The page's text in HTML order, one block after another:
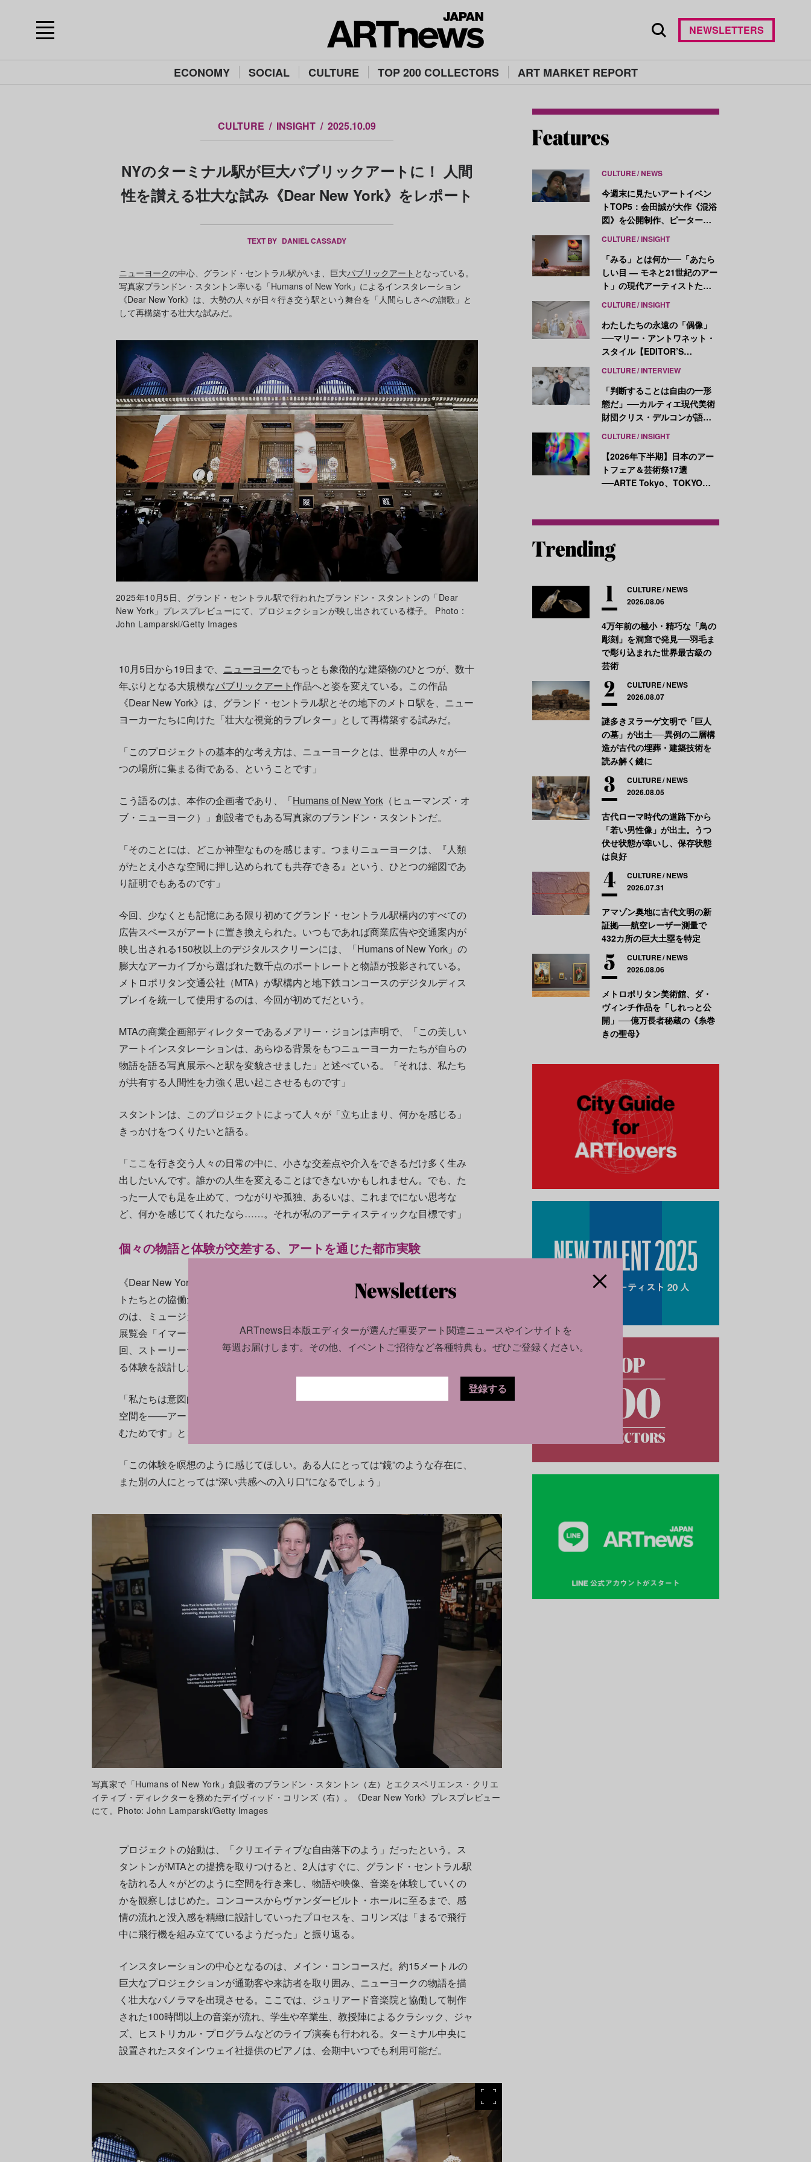
ECONOMY SOCIAL CULTURE TOP 200 COLLECTORS ART MARKET REPORT
NEWSLETTERS
CULTURE INSIGHT 2025.10.09
NYのターミナル駅が巨大パブリックアートに！ 人間
性を讃える壮大な試み《Dear New York》をレポート
TEXT BY DANIEL CASSADY
ニューヨークの中心、グランド・セントラル駅がいま、巨大パブリックアート となっている。
写真家ブランドン・スタントン率いる「Humans of New York」によるインスタレーション
《Dear New York》は、大勢の人々が日々行き交う駅という舞台を「人間らしさへの讃歌」と
して再構築する壮大な試みだ。
2025年10月5日、グランド・セントラル駅で行われたブランドン・スタントンの「Dear
New York」プレスプレビューにて、プロジェクションが映し出されている様子。 Photo :
John Lamparski/Getty Images
10月5日から19日まで、 ニューヨークでもっとも象徴的な建築物のひとつが、数十
年ぶりとなる大規模なパブリックアート作品へと姿を変えている。この作品
《Dear New York》は、グランド・セントラル駅とその地下のメトロ駅を、ニュー
ヨーカーたちに向けた「壮大な視覚的ラブレター」として再構築する試みだ。
「このプロジェクトの基本的な考え方は、ニューヨークとは、世界中の人々が一
つの場所に集まる街である、ということです」
こう語るのは、本作の企画者であり、「Humans of New York （ヒューマンズ・オ
ブ・ニューヨーク）」創設者でもある写真家のブランドン・スタントンだ。
「そのことには、どこか神聖なものを感じます。つまりニューヨークは、『人類
がたとえ小さな空間に押し込められても共存できる』という、ひとつの縮図であ
り証明でもあるのです」
今回、少なくとも記憶にある限り初めてグランド・セントラル駅構内のすべての
広告スペースがアートに置き換えられた。いつもであれば商業広告や交通案内が
映し出される150枚以上のデジタルスクリーンには、「Humans of New York」の
膨大なアーカイブから選ばれた数千点のポートレートと物語が投影されている。
メトロポリタン交通公社（MTA）が駅構内と地下鉄コンコースのデジタルディス
プレイを統一して使用するのは、今回が初めてだという。
MTAの商業企画部ディレクターであるメアリー・ジョンは声明で、「この美しい
アートインスタレーションは、あらゆる背景をもつニューヨーカーたちが自らの
物語を語る写真展示へと駅を変貌させました」と述べている。「それは、私たち
が共有する人間性を力強く思い起こさせるものです」
スタントンは、このプロジェクトによって人々が「立ち止まり、何かを感じる」
きっかけをつくりたいと語る。
「ここを行き交う人々の日常の中に、小さな交差点や介入をできるだけ多く生み
出したいんです。誰かの人生を変えることはできないかもしれません。でも、た
った一人でも足を止めて、つながりや孤独、あるいは、これまでにない思考な
ど、何かを感じてくれたなら……。それが私のアーティスティックな目標です」
個々の物語と体験が交差する、アートを通じた都市実験
《Dear New York》の中核をなすのは、スタントンと著名デザイナーやアーティス
トたちとの協働だ。エクスペリエンス・クリエイティブ・ディレクターを務める
のは、ミュージカル「ハミルトン」や「ディア・エヴァン・ハンセン」、体験型
展覧会「イマーシブ・ゴッホ」などで知られるデヴィッド・コリンズ。彼は今
回、ストーリーテリングとスペクタクルを前例のない市民的スケールで融合させ
る体験を設計した。
「私たちは意図的に、あらゆる広告スペースを——それどころか、さらに多くの
空間を——アートで満たしました。それは人々を圧倒するためではなく、包み込
むためです」とコリンズは語る。
「この体験を瞑想のように感じてほしい。ある人にとっては“鏡”のような存在に、
また別の人にとっては“深い共感への入り口”になるでしょう」
写真家で「Humans of New York」創設者のブランドン・スタントン（左）とエクスペリエンス・クリエ
イティブ・ディレクターを務めたデイヴィッド・コリンズ（右）。《Dear New York》プレスプレビュー
にて。Photo: John Lamparski/Getty Images
プロジェクトの始動は、「クリエイティブな自由落下のよう」だったという。ス
タントンがMTAとの提携を取りつけると、2人はすぐに、グランド・セントラル駅
を訪れる人々がどのように空間を行き来し、物語や映像、音楽を体験していくの
かを観察しはじめた。コンコースからヴァンダービルト・ホールに至るまで、感
情の流れと没入感を精緻に設計していったプロセスを、コリンズは「まるで飛行
中に飛行機を組み立てているようだった」と振り返る。
インスタレーションの中心となるのは、メイン・コンコースだ。約15メートルの
巨大なプロジェクションが通勤客や来訪者を取り囲み、ニューヨークの物語を描
く壮大なパノラマを出現させる。ここでは、ジュリアード音楽院と協働して制作
された100時間以上の音楽が流れ、学生や卒業生、教授陣によるクラシック、ジャ
ズ、ヒストリカル・プログラムなどのライブ演奏も行われる。ターミナル中央に
設置されたスタインウェイ社提供のピアノは、会期中いつでも利用可能だ。
CULTURE NEWS
今週末に見たいアートイベン
トTOP5：会田誠が大作《混浴
図》を公開制作、ピーター・
CULTURE INSIGHT
「みる」とは何か──「あたら
しい目 ― モネと21世紀のアー
ト」の現代アーティストたち
CULTURE INSIGHT
わたしたちの永遠の「偶像」
──マリー・アントワネット・
スタイル【EDITOR’S
CULTURE INTERVIEW
「判断することは自由の一形
態だ」──カルティエ現代美術
財団クリス・デルコンが語
CULTURE INSIGHT
【2026年下半期】日本のアー
トフェア＆芸術祭17選
──ARTE Tokyo、TOKYO
CULTURE NEWS
2026.08.06
4万年前の極小・精巧な「鳥の
彫刻」を洞窟で発見──羽毛ま
で彫り込まれた世界最古級の
芸術
CULTURE NEWS
2026.08.07
謎多きヌラーゲ文明で「巨人
の墓」が出土──異例の二層構
造が古代の埋葬・建築技術を
読み解く鍵に
CULTURE NEWS
2026.08.05
古代ローマ時代の道路下から
「若い男性像」が出土。うつ
伏せ状態が幸いし、保存状態
は良好
CULTURE NEWS
2026.07.31
アマゾン奥地に古代文明の新
証拠──航空レーザー測量で
432カ所の巨大土塁を特定
CULTURE NEWS
2026.08.06
メトロポリタン美術館、ダ・
ヴィンチ作品を「しれっと公
開」──億万長者秘蔵の《糸巻
きの聖母》
ARTnews日本版エディターが選んだ重要アート関連ニュースやインサイトを
毎週お届けします。 その他、イベントご招待など各種特典も。ぜひご登録ください。
登録する